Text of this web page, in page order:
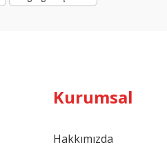
Kurumsal
Hakkımızda